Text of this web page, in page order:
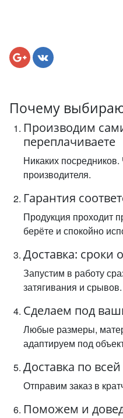
Почему
Производим
переплачиваете
Никаких
производителя.
Гарантия
Продукция проходит
берёте и спокойно
Доставка: сроки
Запустим в работу
затягивания и срывов.
Сделаем под
Любые размеры,
адаптируем под
Доставка по
Отправим заказ в
Поможем и